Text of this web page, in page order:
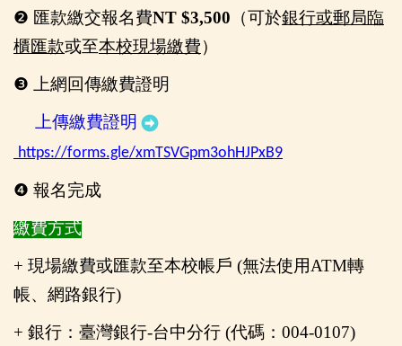
❷ 匯款繳交報名費NT $3,500 （可於銀行或郵局臨
櫃匯款或至本校現場繳費）
❸
上網回傳繳費證明
上傳繳費證明
https://forms.gle/xmTSVGpm3ohHJPxB9
❹ 報名完成
繳費方式
+ 現場繳費或匯款至本校帳戶 (無法使用ATM轉
帳、網路銀行)
+ 銀行：臺灣銀行-台中分行 (代碼：004-0107)